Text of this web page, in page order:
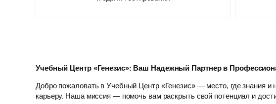
Учебный Центр «Генезис»: Ваш Надежный Партнер в
Добро пожаловать в Учебный Центр «Генезис» — место, где знания
карьеру. Наша миссия — помочь вам раскрыть свой потенциал и